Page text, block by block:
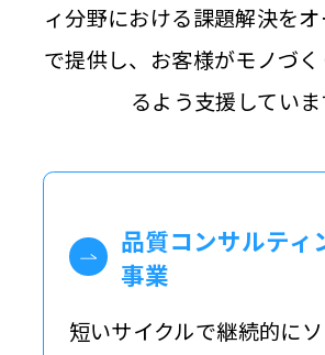
ィ分野における課題解決を
で提供し、お客様がモノづ
るよう支援していま
品質コンサルティ
事業
短いサイクルで継続的に